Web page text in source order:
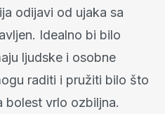
odijavi od ujaka sa
Idealno bi bilo
ljudske i osobne
raditi i pružiti bilo što
bolest vrlo ozbiljna.